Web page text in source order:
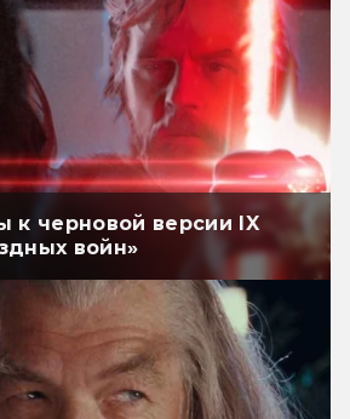
к черновой версии IX
войн»